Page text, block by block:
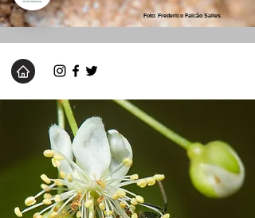
Foto: Frederico Falcão Salles